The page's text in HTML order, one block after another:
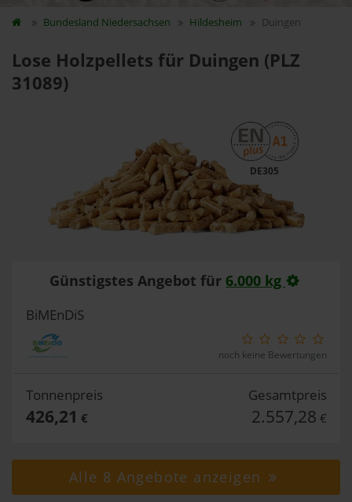
Bundesland Niedersachsen Hildesheim Duingen
Lose Holzpellets für Duingen (PLZ
31089)
DE305
Günstigstes Angebot für 6.000 kg
BiMEnDiS
noch keine Bewertungen
Tonnenpreis
426,21 €
Gesamtpreis
2.557,28 €
Alle 8 Angebote anzeigen